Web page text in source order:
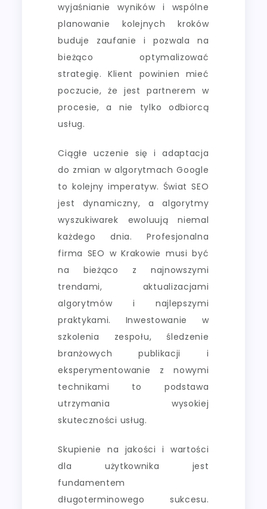
wyjaśnianie wyników i wspólne
planowanie kolejnych kroków
buduje zaufanie i pozwala na
bieżąco optymalizować
strategię. Klient powinien mieć
poczucie, że jest partnerem w
procesie, a nie tylko odbiorcą
usług.
Ciągłe uczenie się i adaptacja
do zmian w algorytmach Google
to kolejny imperatyw. Świat SEO
jest dynamiczny, a algorytmy
wyszukiwarek ewoluują niemal
każdego dnia. Profesjonalna
firma SEO w Krakowie musi być
na bieżąco z najnowszymi
trendami, aktualizacjami
algorytmów i najlepszymi
praktykami. Inwestowanie w
szkolenia zespołu, śledzenie
branżowych publikacji i
eksperymentowanie z nowymi
technikami to podstawa
utrzymania wysokiej
skuteczności usług.
Skupienie na jakości i wartości
dla użytkownika jest
fundamentem
długoterminowego sukcesu.